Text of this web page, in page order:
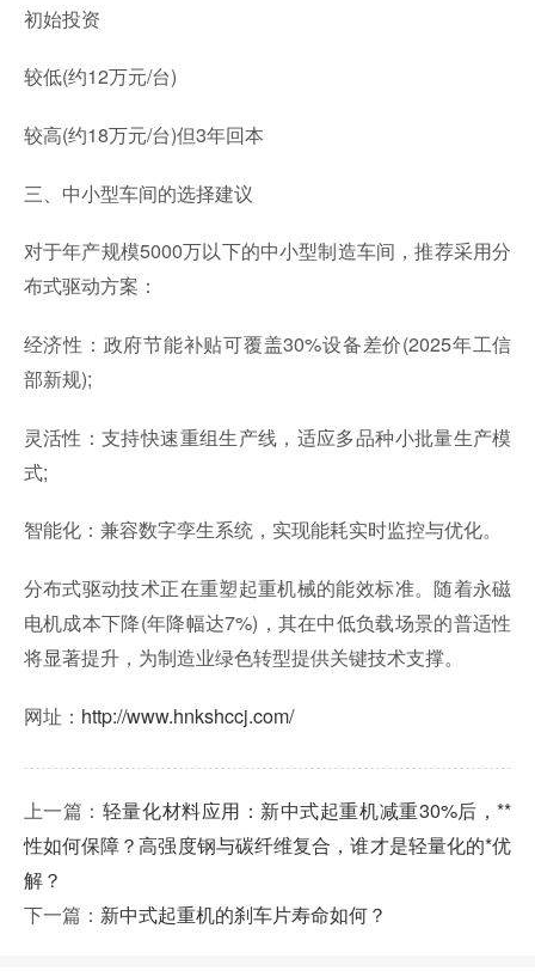
初始投资
较低(约12万元/台)
较高(约18万元/台)但3年回本
三、中小型车间的选择建议
对于年产规模5000万以下的中小型制造车间，推荐采用分
布式驱动方案：
经济性：政府节能补贴可覆盖30%设备差价(2025年工信
部新规);
灵活性：支持快速重组生产线，适应多品种小批量生产模
式;
智能化：兼容数字孪生系统，实现能耗实时监控与优化。
分布式驱动技术正在重塑起重机械的能效标准。随着永磁
电机成本下降(年降幅达7%)，其在中低负载场景的普适性
将显著提升，为制造业绿色转型提供关键技术支撑。
网址： http://www.hnkshccj.com/
上一篇： 轻量化材料应用：新中式起重机减重30%后，**
性如何保障？高强度钢与碳纤维复合，谁才是轻量化的*优
解？
下一篇： 新中式起重机的刹车片寿命如何？